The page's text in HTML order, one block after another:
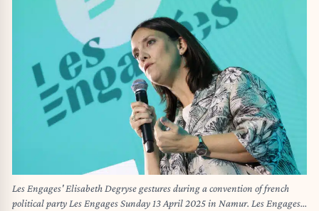
Les Engages' Elisabeth Degryse gestures during a convention of french
political party Les Engages Sunday 13 April 2025 in Namur. Les Engages